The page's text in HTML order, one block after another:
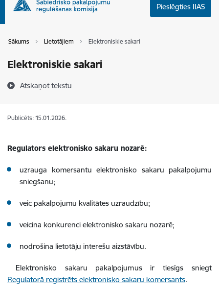
Pieslēgties IIAS
Sākums Lietotājiem Elektroniskie sakari
Elektroniskie sakari
Atskaņot tekstu
Publicēts: 15.01.2026.
Regulators elektronisko sakaru nozarē:
uzrauga komersantu elektronisko sakaru pakalpojumu
sniegšanu;
veic pakalpojumu kvalitātes uzraudzību;
veicina konkurenci elektronisko sakaru nozarē;
nodrošina lietotāju interešu aizstāvību.
Elektronisko sakaru pakalpojumus ir tiesīgs sniegt
Regulatorā reģistrēts elektronisko sakaru komersants.